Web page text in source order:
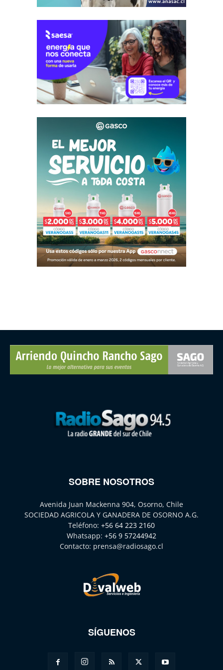
SOBRE NOSOTROS
Avenida Juan Mackenna 904, Osorno, Chile
SOCIEDAD AGRICOLA Y GANADERA DE OSORNO A.G.
Teléfono: +56 64 223 2160
Whatsapp: +56 9 57244942
Contacto: prensa@radiosago.cl
SÍGUENOS